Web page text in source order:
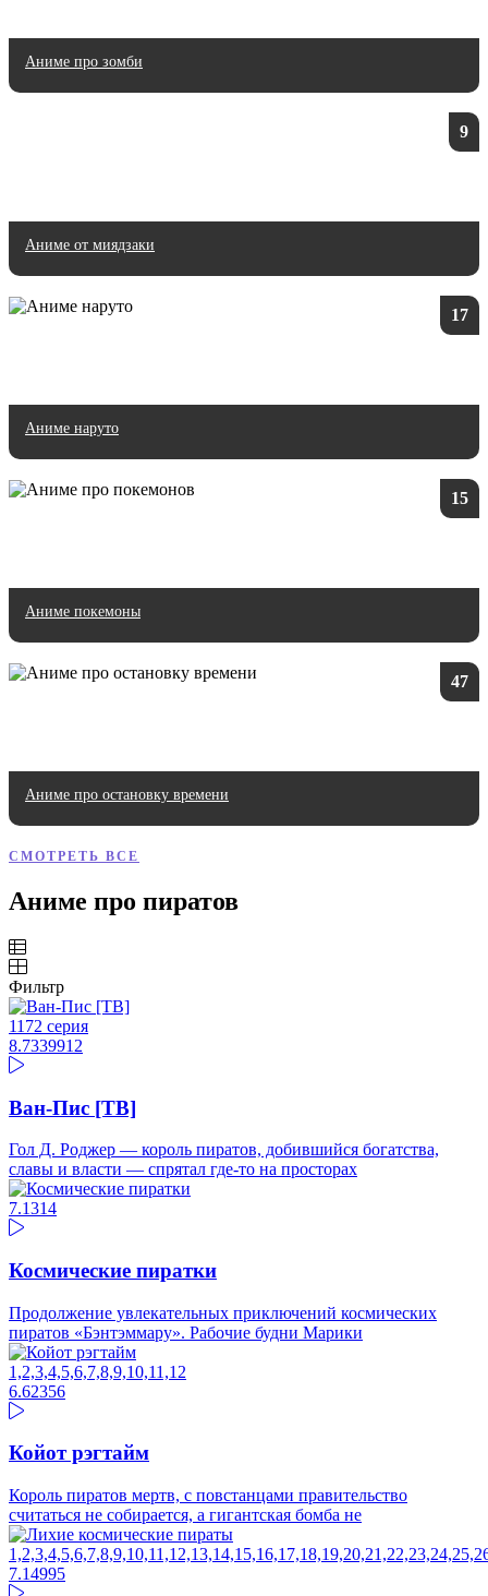
Аниме про зомби
9
Аниме от миядзаки
17
Аниме наруто
15
Аниме покемоны
47
Аниме про остановку времени
СМОТРЕТЬ ВСЕ
Аниме про пиратов
Фильтр
1172 серия
8.7339912
Ван-Пис [ТВ]
Гол Д. Роджер — король пиратов, добившийся богатства,
славы и власти — спрятал где-то на просторах
7.1314
Космические пиратки
Продолжение увлекательных приключений космических
пиратов «Бэнтэммару». Рабочие будни Марики
1,2,3,4,5,6,7,8,9,10,11,12
6.62356
Койот рэгтайм
Король пиратов мертв, с повстанцами правительство
считаться не собирается, а гигантская бомба не
7.14995